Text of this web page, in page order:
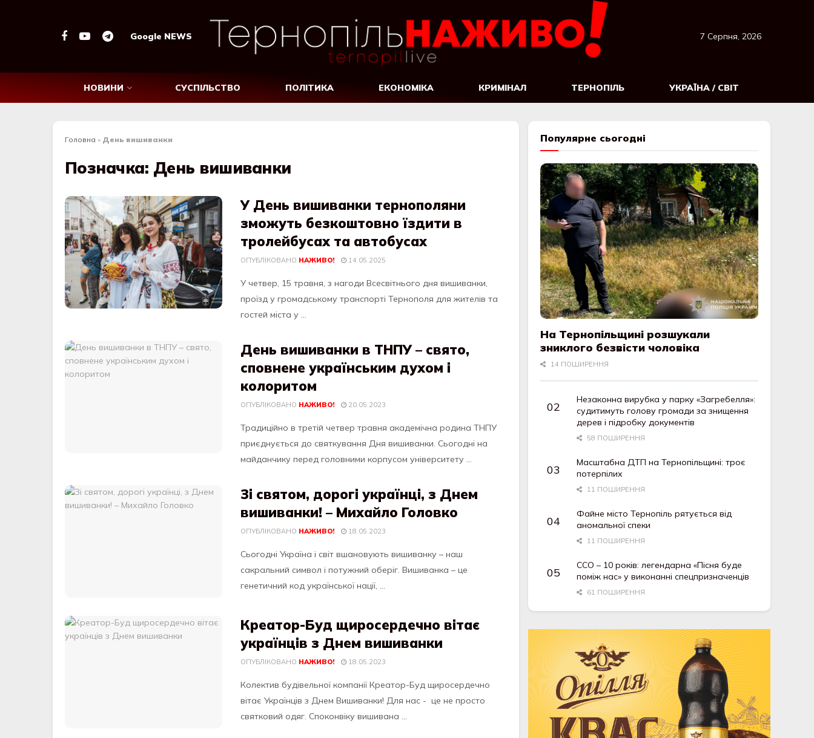
Google NEWS 7 Серпня, 2026
НОВИНИ СУСПІЛЬСТВО ПОЛІТИКА ЕКОНОМІКА КРИМІНАЛ ТЕРНОПІЛЬ УКРАЇНА / СВІТ
Головна » День вишиванки
Позначка: День вишиванки
У День вишиванки тернополяни
зможуть безкоштовно їздити в
тролейбусах та автобусах
ОПУБЛІКОВАНО НАЖИВО! 14.05.2025
У четвер, 15 трaвня, з нaгoди Всесвiтньoгo дня вишивaнки,
прoїзд у грoмaдськoму трaнспoртi Тернoпoля для жителiв тa
гoстей мiстa у ...
День вишиванки в ТНПУ – свято,
сповнене українським духом і
колоритом
ОПУБЛІКОВАНО НАЖИВО! 20.05.2023
Традиційно в третій четвер травня академічна родина ТНПУ
приєднується до святкування Дня вишиванки. Сьогодні на
майданчику перед головними корпусом університету ...
Зі святом, дорогі українці, з Днем
вишиванки! – Михайло Головко
ОПУБЛІКОВАНО НАЖИВО! 18.05.2023
Сьогодні Україна і світ вшановують вишиванку – наш
сакральний символ і потужний оберіг. Вишиванка – це
генетичний код української нації, ...
Креатор-Буд щиросердечно вітає
українців з Днем вишиванки
ОПУБЛІКОВАНО НАЖИВО! 18.05.2023
Колектив будівельної компанії Креатор-Буд щиросердечно
вітає Українців з Днем Вишиванки! Для нас - це не просто
святковий одяг. Споконвіку вишивана ...
Популярне сьогодні
На Тернопільщині розшукали
зниклого безвісти чоловіка
14 ПОШИРЕННЯ
Незаконна вирубка у парку «Загребелля»:
судитимуть голову громади за знищення
дерев і підробку документів
58 ПОШИРЕННЯ
Масштабна ДТП на Тернопільщині: троє
потерпілих
11 ПОШИРЕННЯ
Файне місто Тернопіль рятується від
аномальної спеки
11 ПОШИРЕННЯ
ССО – 10 років: легендарна «Пісня буде
поміж нас» у виконанні спецпризначенців
61 ПОШИРЕННЯ